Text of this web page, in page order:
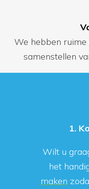
We hebben
samenstellen
1.
Wilt u
het
maken